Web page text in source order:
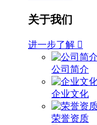
关于我们
进一步了解 
公司简介
企业文化
荣誉资质